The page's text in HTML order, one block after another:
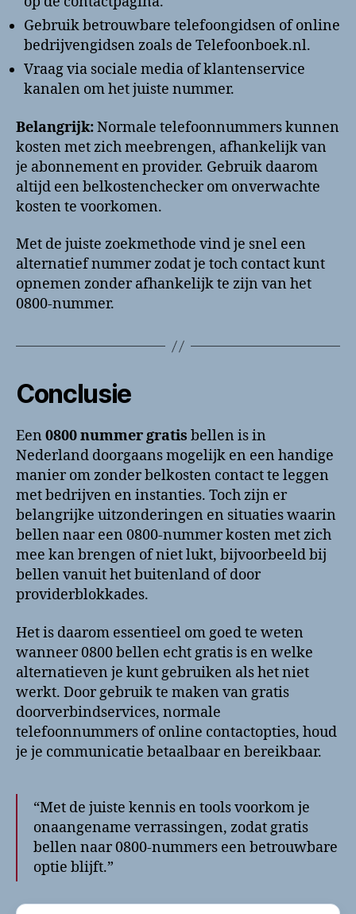
Gebruik betrouwbare telefoongidsen of online
bedrijvengidsen zoals de Telefoonboek.nl.
Vraag via sociale media of klantenservice
kanalen om het juiste nummer.
Belangrijk:Normale telefoonnummers kunnen
kosten met zich meebrengen, afhankelijk van
je abonnement en provider. Gebruik daarom
altijd een belkostenchecker om onverwachte
kosten te voorkomen.
Met de juiste zoekmethode vind je snel een
alternatief nummer zodat je toch contact kunt
opnemen zonder afhankelijk te zijn van het
0800-nummer.
Conclusie
Een 0800 nummer gratis bellen is in
Nederland doorgaans mogelijk en een handige
manier om zonder belkosten contact te leggen
met bedrijven en instanties. Toch zijn er
belangrijke uitzonderingen en situaties waarin
bellen naar een 0800-nummer kosten met zich
mee kan brengen of niet lukt, bijvoorbeeld bij
bellen vanuit het buitenland of door
providerblokkades.
Het is daarom essentieel om goed te weten
wanneer 0800 bellen echt gratis is en welke
alternatieven je kunt gebruiken als het niet
werkt. Door gebruik te maken van gratis
doorverbindservices, normale
telefoonnummers of online contactopties, houd
je je communicatie betaalbaar en bereikbaar.
“Met de juiste kennis en tools voorkom je
onaangename verrassingen, zodat gratis
bellen naar 0800-nummers een betrouwbare
optie blijft.”